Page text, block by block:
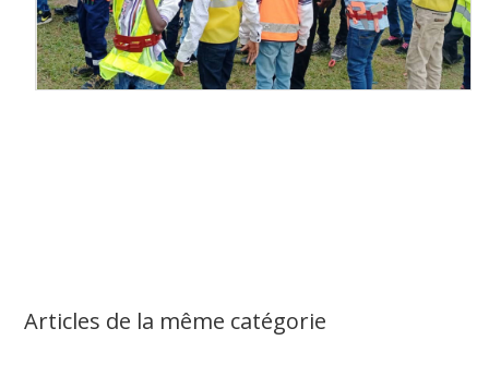
Articles de la même catégorie